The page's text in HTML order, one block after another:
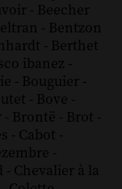
- Beecher
- Bentzon
- Berthet
ibanez -
- Bouguier -
- Bove -
- Brontë - Brot -
- Cabot -
-
- Chevalier à la